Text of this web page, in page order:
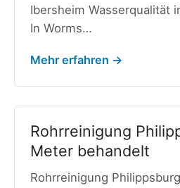
Ibersheim Wasserqualität
In Worms…
Mehr erfahren →
Rohrreinigung
Meter behandelt
Rohrreinigung